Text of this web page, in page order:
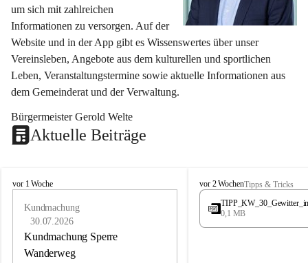
um sich mit zahlreichen
Informationen zu versorgen. Auf der
Website und in der App gibt es Wissenswertes über unser
Vereinsleben, Angebote aus dem kulturellen und sportlichen
Leben, Veranstaltungstermine sowie aktuelle Informationen aus
dem Gemeinderat und der Verwaltung.
Bürgermeister Gerold Welte
Aktuelle Beiträge
L
vor 1 Woche
Kundmachung
30.07.2026
Kundmachung Sperre
Wanderweg
L
a
e
vor 2 WochenTipps & Tricks
0,1 MB